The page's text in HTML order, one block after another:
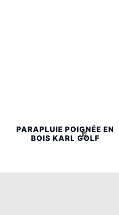
PARAPLUIE POIGNÉE EN
BOIS KARL GOLF